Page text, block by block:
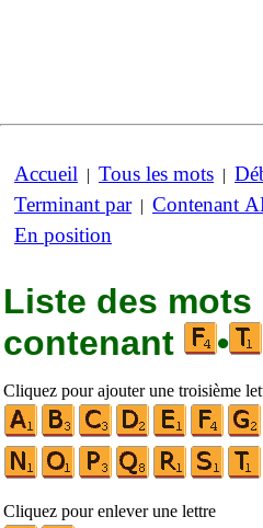
Accueil | Tous les mots |
Terminant par| Contenant
En position
Liste des mots
contenant
•
Cliquez pour ajouter une troisième
Cliquez pour enlever une lettre